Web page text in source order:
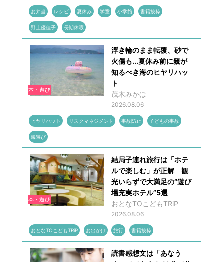
お弁当 レシピ 夏休み 学童 小学館 書籍抜粋
野上優佳子 長期休暇
本・遊び
浮き輪のまま転覆、砂で
火傷も...夏休み前に親が
知るべき海のヒヤリハッ
ト
茂木みかほ
2026.08.06
ヒヤリハット リスクマネジメント 事故防止 子どもの事故
海遊び
本・遊び
結局子連れ旅行は「ホテ
ルで楽しむ」が正解 観
光いらずで大満足の“遊び
場充実ホテル”5選
おとなTOこどもTRiP
2026.08.06
おとなTOこどもTRiP お出かけ 旅行 書籍抜粋
読書感想文は「あなう